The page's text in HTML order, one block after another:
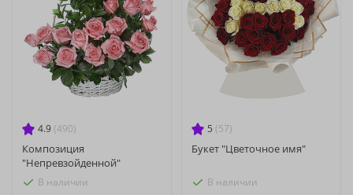
4.9 (490)
Композиция
"Непревзойденной"
В наличии
5 (57)
Букет "Цветочное имя"
В наличии